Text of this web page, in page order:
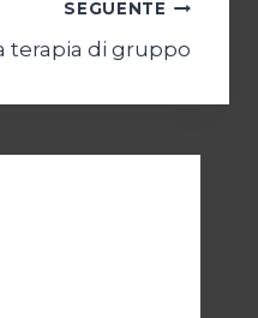
SEGUENTE
terapia di gruppo